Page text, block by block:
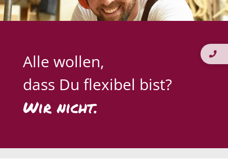
Alle wollen,
dass Du flexibel bist?
Wir nicht.